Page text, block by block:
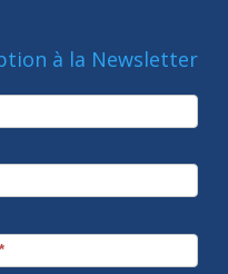
à la Newsletter
*